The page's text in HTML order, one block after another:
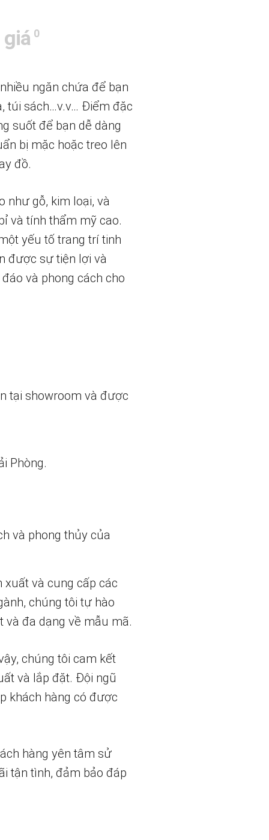
0
ngăn chứa để bạn
túi sách…v.v… Điểm đặc
suốt để bạn dễ dàng
bị mặc hoặc treo lên
đồ.
như gỗ, kim loại, và
và tính thẩm mỹ cao.
yếu tố trang trí tinh
được sự tiện lợi và
và phong cách cho
tại showroom và được
Phòng.
và phong thủy của
và cung cấp các
chúng tôi tự hào
và đa dạng về mẫu mã.
chúng tôi cam kết
và lắp đặt. Đội ngũ
khách hàng có được
hàng yên tâm sử
tận tình, đảm bảo đáp